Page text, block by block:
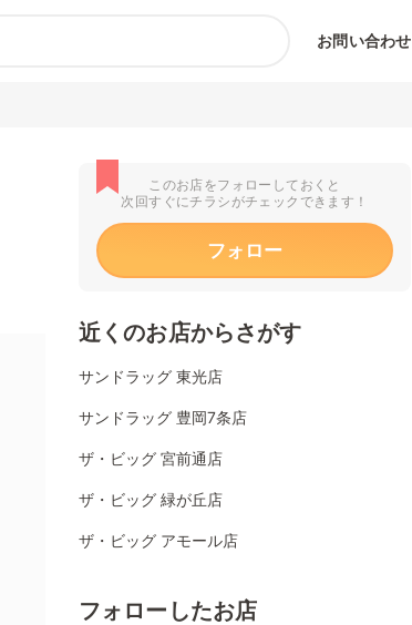
お問い合わせ
このお店をフォローしておくと
次回すぐにチラシがチェックできます！
フォロー
近くのお店からさがす
サンドラッグ 東光店
サンドラッグ 豊岡7条店
ザ・ビッグ 宮前通店
ザ・ビッグ 緑が丘店
ザ・ビッグ アモール店
フォローしたお店